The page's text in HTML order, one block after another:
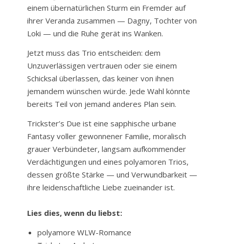
einem übernatürlichen Sturm ein Fremder auf
ihrer Veranda zusammen — Dagny, Tochter von
Loki — und die Ruhe gerät ins Wanken.
Jetzt muss das Trio entscheiden: dem
Unzuverlässigen vertrauen oder sie einem
Schicksal überlassen, das keiner von ihnen
jemandem wünschen würde. Jede Wahl könnte
bereits Teil von jemand anderes Plan sein.
Trickster’s Due ist eine sapphische urbane
Fantasy voller gewonnener Familie, moralisch
grauer Verbündeter, langsam aufkommender
Verdächtigungen und eines polyamoren Trios,
dessen größte Stärke — und Verwundbarkeit —
ihre leidenschaftliche Liebe zueinander ist.
Lies dies, wenn du liebst:
polyamore WLW-Romance